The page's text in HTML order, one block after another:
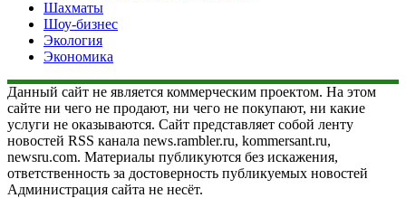
Шахматы
Шоу-бизнес
Экология
Экономика
Данный сайт не является коммерческим проектом. На этом
сайте ни чего не продают, ни чего не покупают, ни какие
услуги не оказываются. Сайт представляет собой ленту
новостей RSS канала news.rambler.ru, kommersant.ru,
newsru.com. Материалы публикуются без искажения,
ответственность за достоверность публикуемых новостей
Администрация сайта не несёт.